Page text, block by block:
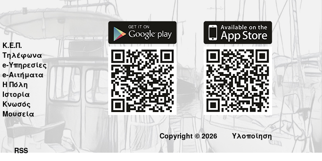
Κ.Ε.Π.
Τηλέφωνα
e-Υπηρεσίες
e-Αιτήματα
Η Πόλη
Ιστορία
Κνωσός
Μουσεία
RSS
Copyright © 2026 Υλοποίηση